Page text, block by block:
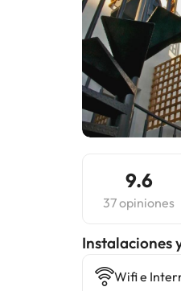
9.6
37 opiniones
Instalaciones
Wifi e